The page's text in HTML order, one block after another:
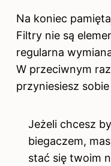
Na koniec
Filtry nie są
regularna
W przeciwnym
przyniesiesz
Jeżeli chcesz
biegaczem,
stać się twoim